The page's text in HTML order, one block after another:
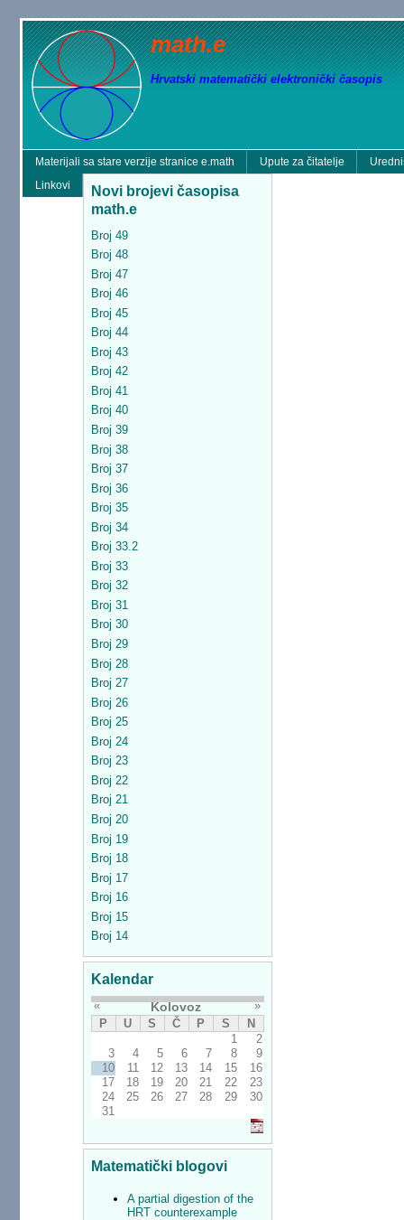
math.e
Hrvatski matematički elektronički časopis
Materijali sa stare verzije stranice e.math Upute za čitatelje
Linkovi
Novi brojevi časopisa
math.e
Broj 49
Broj 48
Broj 47
Broj 46
Broj 45
Broj 44
Broj 43
Broj 42
Broj 41
Broj 40
Broj 39
Broj 38
Broj 37
Broj 36
Broj 35
Broj 34
Broj 33.2
Broj 33
Broj 32
Broj 31
Broj 30
Broj 29
Broj 28
Broj 27
Broj 26
Broj 25
Broj 24
Broj 23
Broj 22
Broj 21
Broj 20
Broj 19
Broj 18
Broj 17
Broj 16
Broj 15
Broj 14
Kalendar
« Kolovoz
»
P
U S Č P S
N
1
2
3
4 5 6 7 8
9
10
11 12 13 14 15
16
17
18 19 20 21 22
23
24
25 26 27 28 29
30
31
Matematički blogovi
A partial digestion of the
HRT counterexample